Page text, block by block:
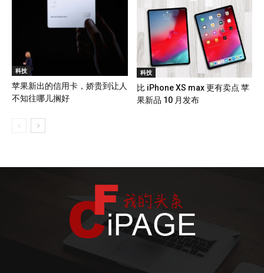
科技
苹果新出的信用卡，娇贵到让人
不知往哪儿搁好
科技
比 iPhone XS max 更有卖点 苹
果新品 10 月发布